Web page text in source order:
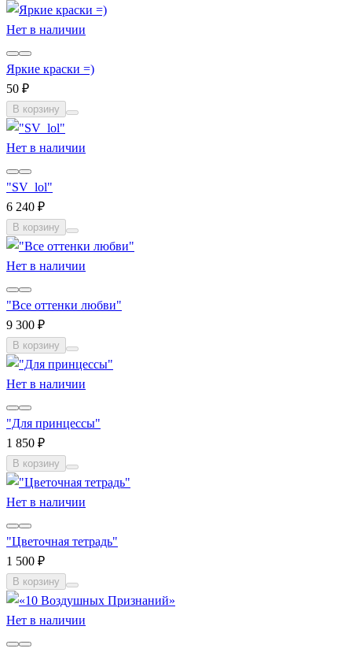
Нет в наличии
Яркие краски =)
50 ₽
В корзину
Нет в наличии
"SV_lol"
6 240 ₽
В корзину
Нет в наличии
"Все оттенки любви"
9 300 ₽
В корзину
Нет в наличии
"Для принцессы"
1 850 ₽
В корзину
Нет в наличии
"Цветочная тетрадь"
1 500 ₽
В корзину
Нет в наличии